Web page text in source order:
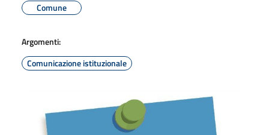
Comune
Argomenti:
Comunicazione istituzionale